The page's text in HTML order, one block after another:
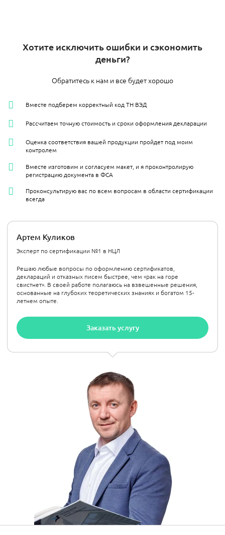
Хотите исключить ошибки и сэкономить
деньги?
Обратитесь к нам и все будет хорошо
Артем Куликов
Эксперт по сертификации №1 в НЦЛ
Решаю любые вопросы по оформлению сертификатов,
деклараций и отказных писем быстрее, чем «рак на горе
свистнет». В своей работе полагаюсь на взвешенные решения,
основанные на глубоких теоретических знаниях и богатом 15-
летнем опыте.
Заказать услугу
Вместе подберем корректный код ТН ВЭД
Рассчитаем точную стоимость и сроки оформления декларации
Оценка соответствия вашей продукции пройдет под моим
контролем
Вместе изготовим и согласуем макет, и я проконтролирую
регистрацию документа в ФСА
Проконсультирую вас по всем вопросам в области сертификации
всегда